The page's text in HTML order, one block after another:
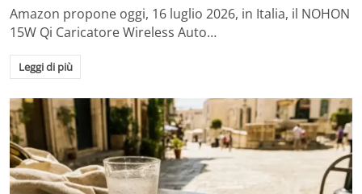
Amazon propone oggi, 16 luglio 2026, in Italia, il NOHON
15W Qi Caricatore Wireless Auto…
Leggi di più